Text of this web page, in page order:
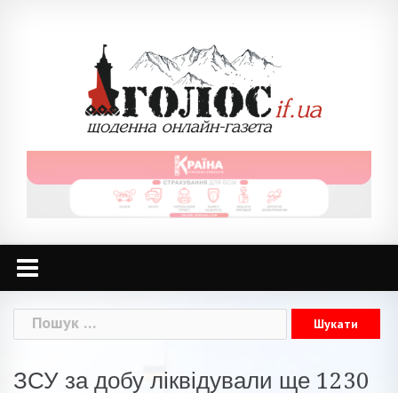
Пошук:
ЗСУ за добу ліквідували ще 1230